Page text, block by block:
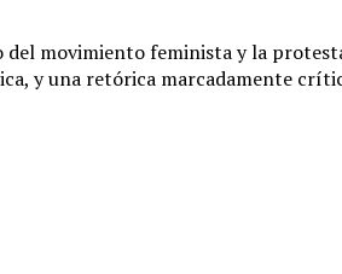
del movimiento feminista y la
y una retórica marcadamente